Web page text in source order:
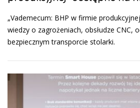
„Vademecum: BHP w firmie
wiedzy o zagrożeniach, obsłudze CNC,
bezpiecznym transporcie stolarki.